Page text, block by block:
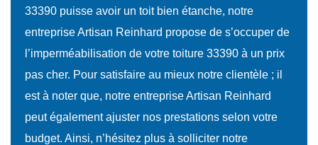
33390 puisse avoir un toit bien étanche, notre
entreprise Artisan Reinhard propose de s’occuper de
l’imperméabilisation de votre toiture 33390 à un prix
pas cher. Pour satisfaire au mieux notre clientèle ; il
est à noter que, notre entreprise Artisan Reinhard
peut également ajuster nos prestations selon votre
budget. Ainsi, n’hésitez plus à solliciter notre